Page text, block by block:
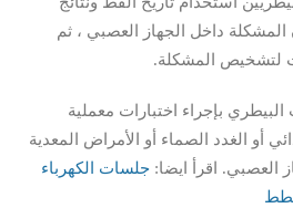
داخل الجهاز العصبي ، ثم
لتشخيص المشكلة.
بإجراء اختبارات معملية
أو الغدد الصماء أو الأمراض المعدية
العصبي. اقرأ ايضا: جلسات الكهرباء